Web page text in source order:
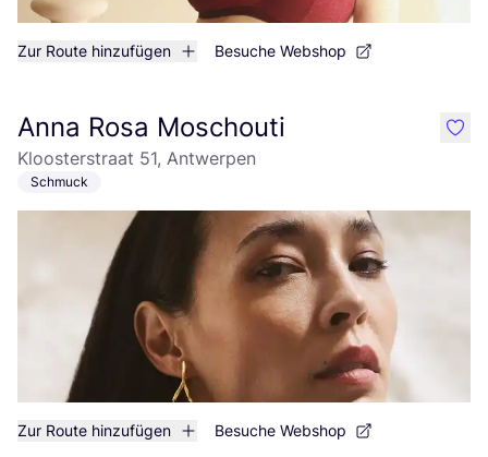
Zur Route hinzufügen Besuche Webshop
Anna Rosa Moschouti
Kloosterstraat 51, Antwerpen
Schmuck
Zur Route hinzufügen Besuche Webshop
like